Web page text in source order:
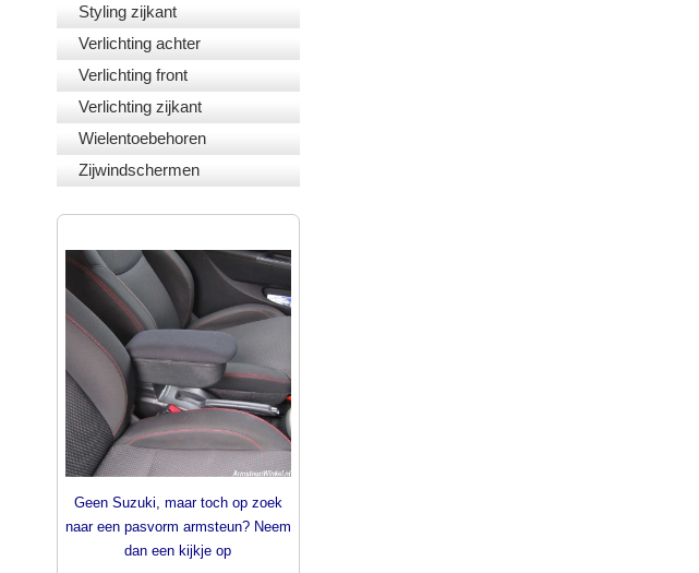
Styling zijkant
Verlichting achter
Verlichting front
Verlichting zijkant
Wielentoebehoren
Zijwindschermen
Geen Suzuki, maar toch op zoek
naar een pasvorm armsteun? Neem
dan een kijkje op